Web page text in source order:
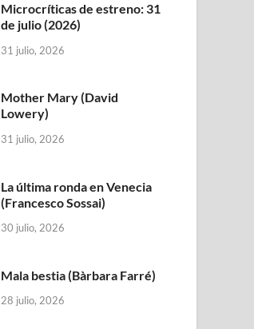
Microcríticas de estreno: 31
de julio (2026)
31 julio, 2026
Mother Mary (David
Lowery)
31 julio, 2026
La última ronda en Venecia
(Francesco Sossai)
30 julio, 2026
Mala bestia (Bàrbara Farré)
28 julio, 2026